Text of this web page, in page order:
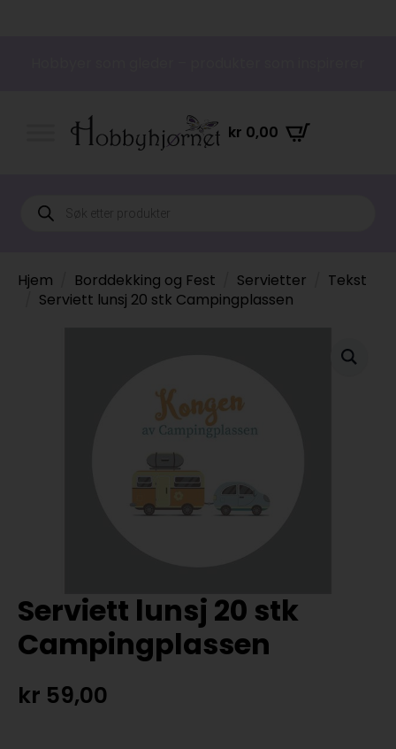
kr 0,00
Products
search
Hjem Borddekking og Fest Servietter
Tekst
Serviett lunsj 20 stk Campingplassen
Serviett lunsj 20 stk
Campingplassen
kr 59,00